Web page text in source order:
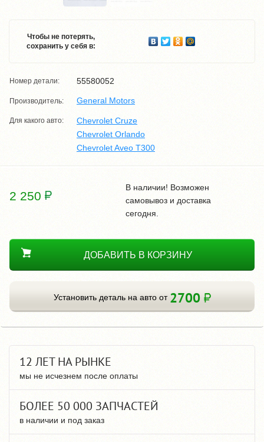
Чтобы не потерять,
сохранить у себя в:
Номер детали: 55580052
Производитель: General Motors
Для какого авто:
Chevrolet Cruze
Chevrolet Orlando
Chevrolet Aveo T300
2 250
В наличии! Возможен
самовывоз и доставка
сегодня.
ДОБАВИТЬ В КОРЗИНУ
Установить деталь на авто от 2700
12 ЛЕТ НА РЫНКЕ
мы не исчезнем после оплаты
БОЛЕЕ 50 000 ЗАПЧАСТЕЙ
в наличии и под заказ